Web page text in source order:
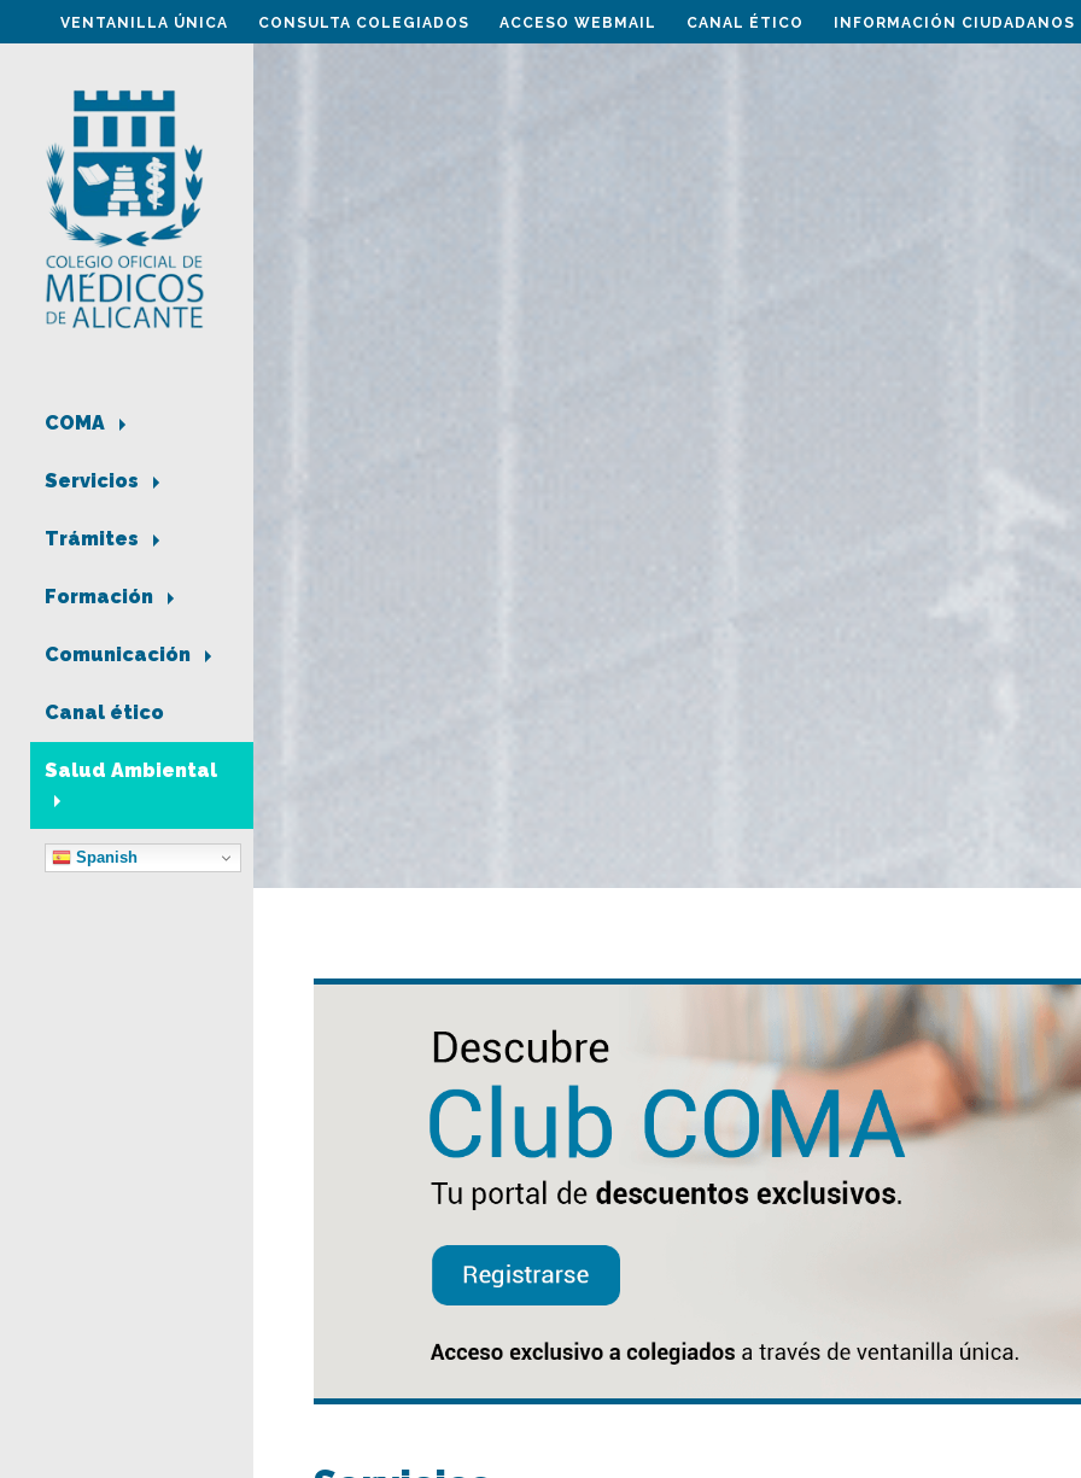
VENTANILLA ÚNICA CONSULTA COLEGIADOS ACCESO WEBMAIL CANAL ÉTICO INFORMACIÓN CIUDADANOS
COMA
Servicios
Trámites
Formación
Comunicación
Canal ético
Salud Ambiental
Spanish